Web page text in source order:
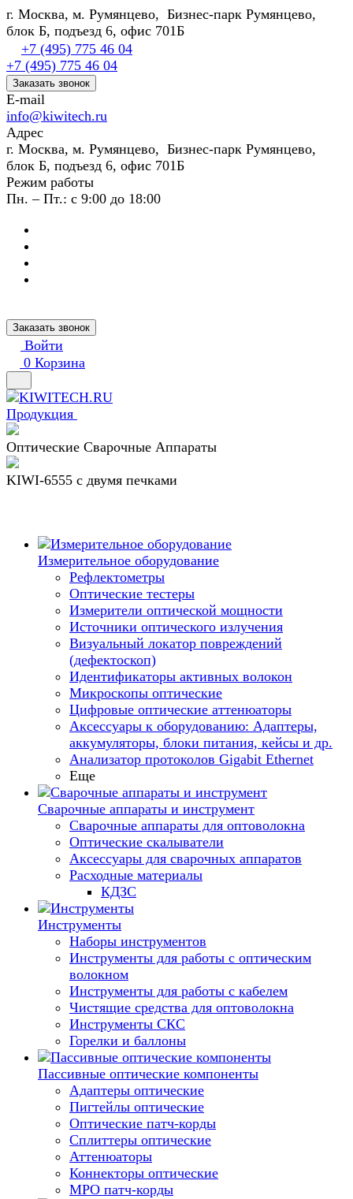
г. Москва, м. Румянцево, Бизнес-парк Румянцево,
блок Б, подъезд 6, офис 701Б
+7 (495) 775 46 04
+7 (495) 775 46 04
Заказать звонок
E-mail
info@kiwitech.ru
Адрес
г. Москва, м. Румянцево, Бизнес-парк Румянцево,
блок Б, подъезд 6, офис 701Б
Режим работы
Пн. – Пт.: с 9:00 до 18:00
Заказать звонок
Войти
0 Корзина
Продукция
Оптические Сварочные Аппараты
KIWI-6555 c двумя печками
Измерительное оборудование
Рефлектометры
Оптические тестеры
Измерители оптической мощности
Источники оптического излучения
Визуальный локатор повреждений
(дефектоскоп)
Идентификаторы активных волокон
Микроскопы оптические
Цифровые оптические аттенюаторы
Аксессуары к оборудованию: Адаптеры,
аккумуляторы, блоки питания, кейсы и др.
Анализатор протоколов Gigabit Ethernet
Еще
Сварочные аппараты и инструмент
Сварочные аппараты для оптоволокна
Оптические скалыватели
Аксессуары для сварочных аппаратов
Расходные материалы
КДЗС
Инструменты
Наборы инструментов
Инструменты для работы с оптическим
волокном
Инструменты для работы с кабелем
Чистящие средства для оптоволокна
Инструменты СКС
Горелки и баллоны
Пассивные оптические компоненты
Адаптеры оптические
Пигтейлы оптические
Оптические патч-корды
Сплиттеры оптические
Аттенюаторы
Коннекторы оптические
MPO патч-корды